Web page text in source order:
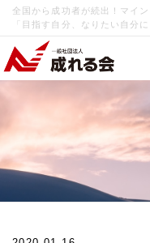
全国から成功者が続出！マイ
「目指す自分、なりたい自分